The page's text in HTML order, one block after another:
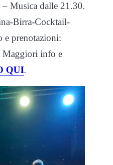
Musica dalle 21.30.
Birra-Cocktail-
e prenotazioni:
Maggiori info e
QUI.